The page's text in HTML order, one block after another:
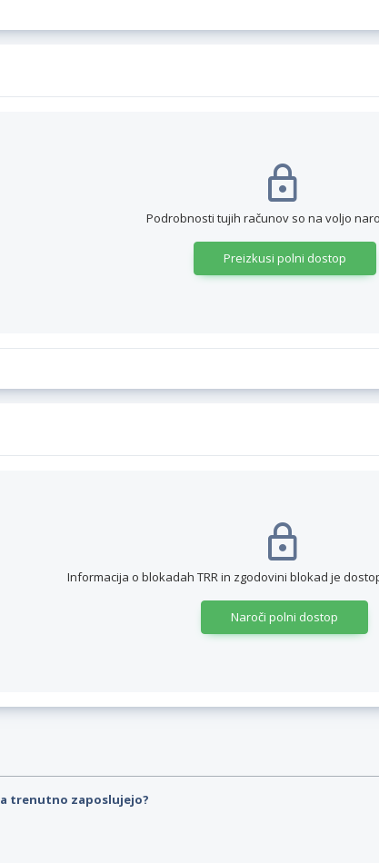
Podrobnosti tujih računov so na voljo
Preizkusi polni dostop
Informacija o blokadah TRR in zgodovini blokad je
Naroči polni dostop
trenutno zaposlujejo?